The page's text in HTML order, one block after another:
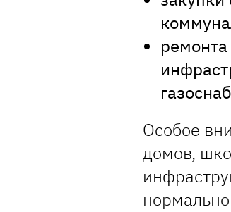
Особое
домов,